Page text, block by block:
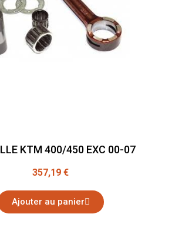
KTM 400/450 EXC 00-07
357,19 €
Ajouter au panier